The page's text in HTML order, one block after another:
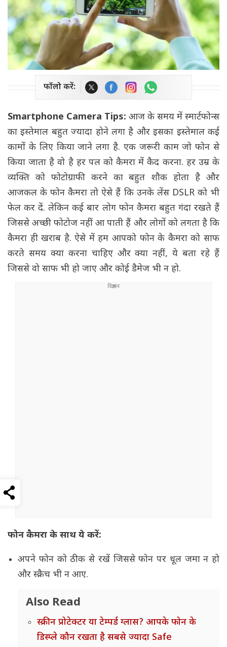
फॉलो करें:
Smartphone Camera Tips: आज के समय में स्मार्टफोन्स
का इस्तेमाल बहुत ज्यादा होने लगा है और इसका इस्तेमाल कई
कामों के लिए किया जाने लगा है. एक जरूरी काम जो फोन से
किया जाता है वो है हर पल को कैमरा में कैद करना. हर उम्र के
व्यक्ति को फोटोग्राफी करने का बहुत शौक होता है और
आजकल के फोन कैमरा तो ऐसे हैं कि उनके लेंस DSLR को भी
फेल कर दें. लेकिन कई बार लोग फोन कैमरा बहुत गंदा रखते हैं
जिससे अच्छी फोटोज नहीं आ पाती हैं और लोगों को लगता है कि
कैमरा ही खराब है. ऐसे में हम आपको फोन के कैमरा को साफ
करते समय क्या करना चाहिए और क्या नहीं, ये बता रहे हैं
जिससे वो साफ भी हो जाए और कोई डैमेज भी न हो.
फोन कैमरा के साथ ये करें:
अपने फोन को ठीक से रखें जिससे फोन पर धूल जमा न हो
और स्क्रैच भी न आए.
Also Read
स्क्रीन प्रोटेक्टर या टेम्पर्ड ग्लास? आपके फोन के
डिस्प्ले कौन रखता है सबसे ज्यादा Safe